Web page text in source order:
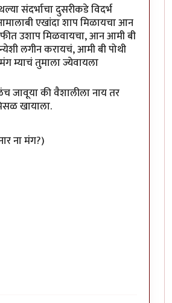
संदर्भाचा दुसरीकडे विदर्भ
एखांदा शाप मिळायचा आन
उशाप मिळवायचा, आन आमी बी
लगीन करायचं, आमी बी पोथी
म्याचं तुमाला ज्येवायला
की वैशालीला नाय तर
खायाला.
ना मंग?)